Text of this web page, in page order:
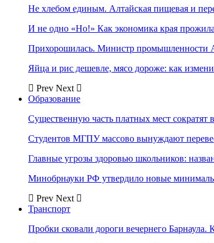
Не хлебом единым. Алтайская пищевая и
И не одно «Но!» Как экономика края
Прихорошилась. Министр промышленности
Яйца и рис дешевле, мясо дороже: как
Prev Next
Образование
Существенную часть платных мест сократят
Студентов МГПУ массово вынуждают
Главные угрозы здоровью школьников:
Минобрнауки РФ утвердило новые
Prev Next
Транспорт
Пробки сковали дороги вечернего Барнаула.